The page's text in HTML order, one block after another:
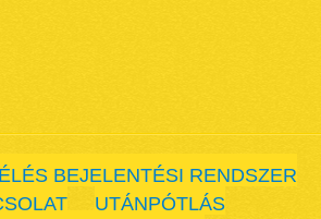
BEJELENTÉSI RENDSZER
UTÁNPÓTLÁS